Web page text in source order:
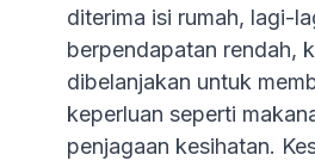
diterima isi rumah, lagi-
berpendapatan rendah,
dibelanjakan untuk
keperluan seperti
penjagaan kesihatan.